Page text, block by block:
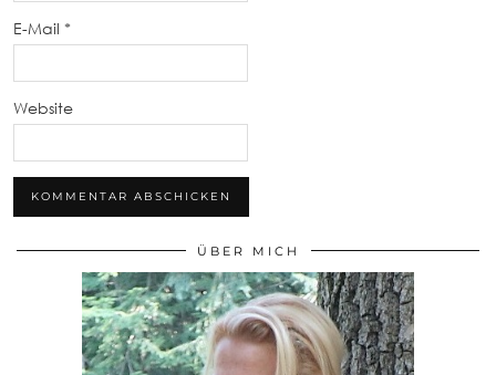
E-Mail *
Website
ÜBER MICH